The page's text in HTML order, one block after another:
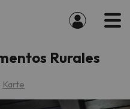
Rurales
Karte